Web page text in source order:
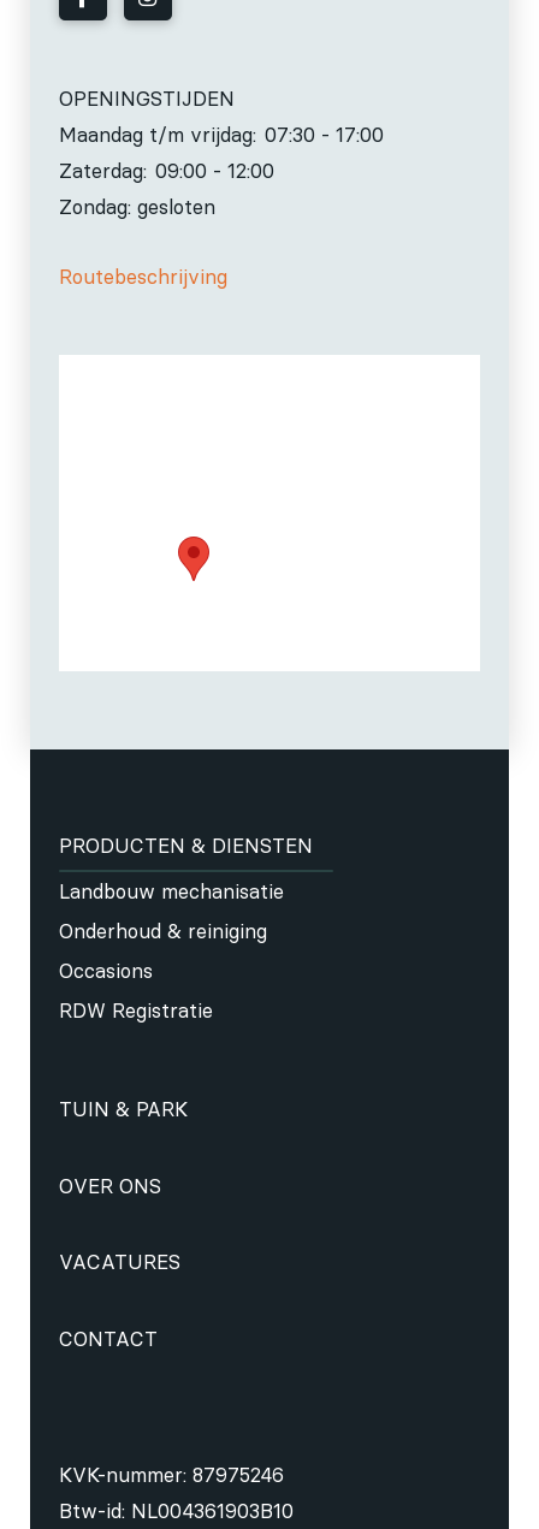
OPENINGSTIJDEN
Maandag t/m vrijdag: 07:30 - 17:00
Zaterdag: 09:00 - 12:00
Zondag: gesloten
Routebeschrijving
PRODUCTEN & DIENSTEN
Landbouw mechanisatie
Onderhoud & reiniging
Occasions
RDW Registratie
TUIN & PARK
OVER ONS
VACATURES
CONTACT
KVK-nummer: 87975246
Btw-id: NL004361903B10